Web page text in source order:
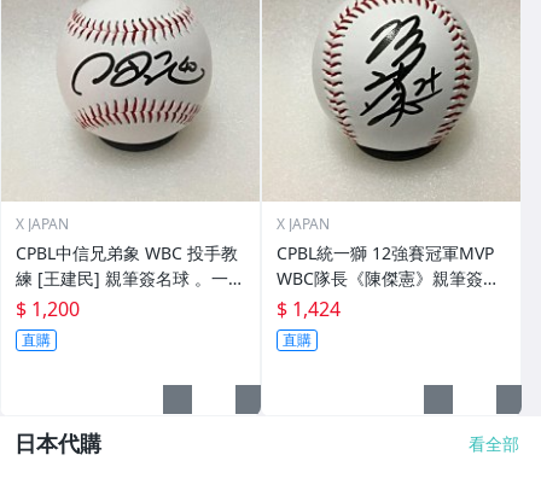
X JAPAN
CPBL中信兄弟象 WBC 投手教
練 [王建民] 親筆簽名球 。一般
空白簽名棒球上.1
$ 1,200
直購
X JAPAN
CPBL統一獅 12強賽冠軍MVP
WBC隊長《陳傑憲》親筆簽名
球。一般空白簽名棒球上.1
$ 1,424
直購
日本代購 看全部